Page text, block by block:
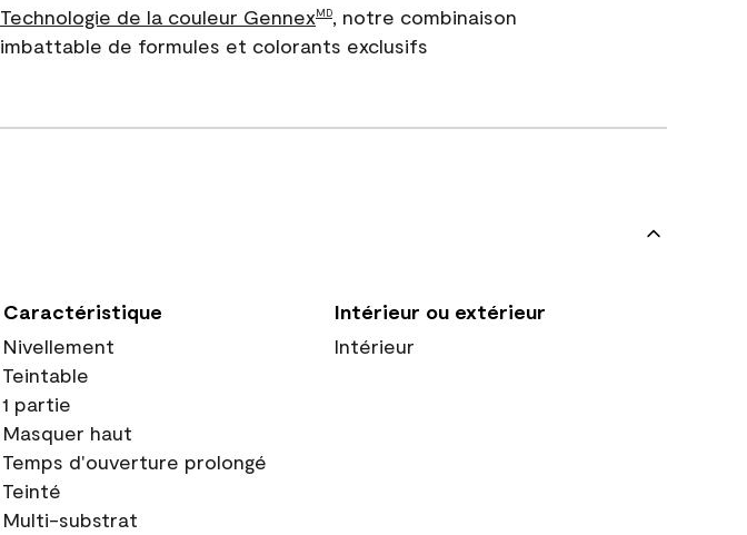
Technologie de la couleur GennexMD, notre combinaison
imbattable de formules et colorants exclusifs
Caractéristique
Nivellement
Teintable
1 partie
Masquer haut
Temps d'ouverture prolongé
Teinté
Multi-substrat
Intérieur ou extérieur
Intérieur